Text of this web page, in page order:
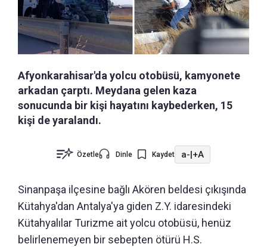
Afyonkarahisar'da yolcu otobüsü, kamyonete
arkadan çarptı. Meydana gelen kaza
sonucunda bir kişi hayatını kaybederken, 15
kişi de yaralandı.
Özetle Dinle Kaydet a-|+A
Sinanpaşa ilçesine bağlı Akören beldesi çıkışında
Kütahya'dan Antalya'ya giden Z.Y. idaresindeki
Kütahyalılar Turizme ait yolcu otobüsü, henüz
belirlenemeyen bir sebepten ötürü H.S.